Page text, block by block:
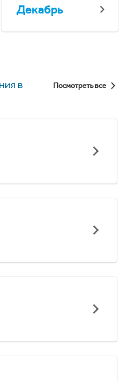
Декабрь
в
Посмотреть все